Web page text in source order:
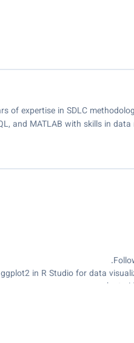
of expertise in SDLC
and MATLAB with skills in
graphs to
Merge